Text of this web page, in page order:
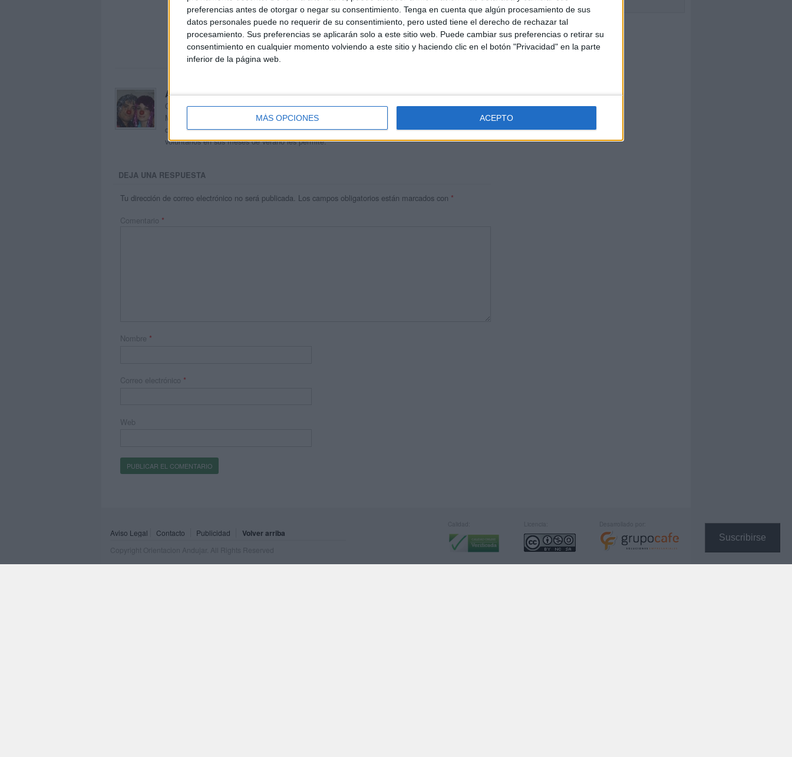
preferencias antes de otorgar o negar su consentimiento. Tenga en cuenta que algún procesamiento de sus
datos personales puede no requerir de su consentimiento, pero usted tiene el derecho de rechazar tal
procesamiento. Sus preferencias se aplicarán solo a este sitio web. Puede cambiar sus preferencias o retirar su
consentimiento en cualquier momento volviendo a este sitio y haciendo clic en el botón "Privacidad" en la parte
inferior de la página web.
MÁS OPCIONES ACEPTO
Suscribirse
Acerca de orientacionandujar
Orientación Andújar no es solo un blog, es la apuesta personal de dos profesores Ginés y
Maribel, que además de ser pareja, son los encargados de los contenidos que encontramos
dentro del blog y en el cual, vuelcan la mayor parte del tiempo, que sus tareas como docentes, y
voluntarios en sus meses de verano les permite.
DEJA UNA RESPUESTA
Tu dirección de correo electrónico no será publicada. Los campos obligatorios están marcados con *
Comentario *
Nombre *
Correo electrónico *
Web
Aviso Legal Contacto Publicidad Volver arriba